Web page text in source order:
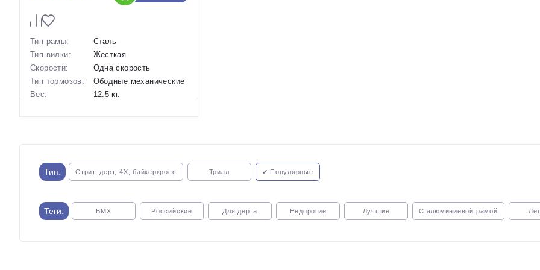
Тип рамы:
Сталь
Тип вилки:
Жесткая
Скорости:
Одна скорость
Тип тормозов:
Ободные механические
Вес:
12.5 кг.
Тип: Стрит, дерт, 4X, байкеркросс Триал ✔ Популярные
Теги: BMX Российские Для дерта Недорогие Лучшие С алюминиевой рамой